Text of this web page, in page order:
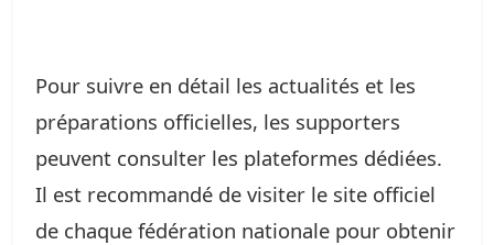
Pour suivre en détail les actualités et les
préparations officielles, les supporters
peuvent consulter les plateformes dédiées.
Il est recommandé de visiter le site officiel
de chaque fédération nationale pour obtenir